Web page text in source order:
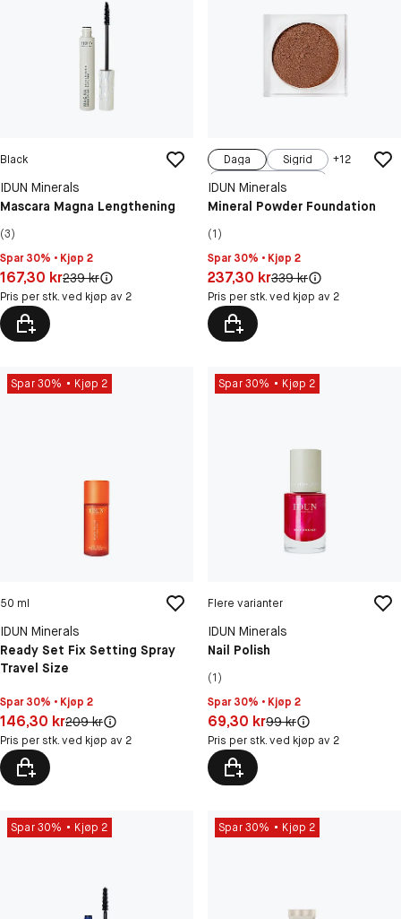
Black
IDUN Minerals
Mascara Magna Lengthening
(3)
Spar 30% • Kjøp 2
Pris: 167,30 kr
167,30 krOriginal pris:
239 kr
Pris per stk. ved kjøp av 2
Daga
Sigrid
Ragnhild
Ingeborg
Hilda
+12
IDUN Minerals
Mineral Powder Foundation
(1)
Spar 30% • Kjøp 2
Pris: 237,30 kr
237,30 krOriginal pris:
339 kr
Pris per stk. ved kjøp av 2
Spar 30% Kjøp 2
50 ml
IDUN Minerals
Ready Set Fix Setting Spray
Travel Size
Spar 30% • Kjøp 2
Pris: 146,30 kr
146,30 krOriginal pris:
209 kr
Pris per stk. ved kjøp av 2
Spar 30% Kjøp 2
Flere varianter
IDUN Minerals
Nail Polish
(1)
Spar 30% • Kjøp 2
Pris: 69,30 kr
69,30 krOriginal pris:
99 kr
Pris per stk. ved kjøp av 2
Spar 30% Kjøp 2 Spar 30% Kjøp 2